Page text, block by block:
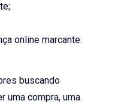
online marcante.
buscando
uma compra, uma